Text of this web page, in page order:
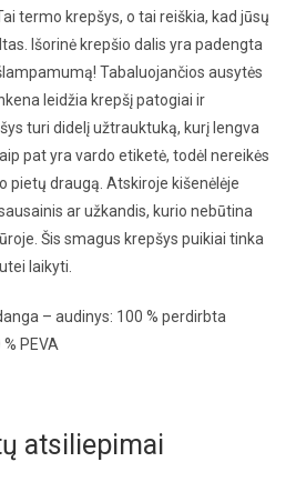
termo krepšys, o tai reiškia, kad jūsų
Išorinė krepšio dalis yra padengta
Tabaluojančios ausytės
leidžia krepšį patogiai ir
turi didelį užtrauktuką, kurį lengva
pat yra vardo etiketė, todėl nereikės
pietų draugą. Atskiroje kišenėlėje
ar užkandis, kurio nebūtina
Šis smagus krepšys puikiai tinka
laikyti.
– audinys: 100 % perdirbta
PEVA
atsiliepimai